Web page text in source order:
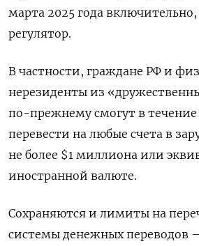
марта 2025 года
регулятор.
В частности, граждане РФ и
нерезиденты из
по-прежнему смогут в течение
перевести на любые счета в
не более $1 миллиона или
иностранной валюте.
Сохраняются и лимиты на
системы денежных переводов